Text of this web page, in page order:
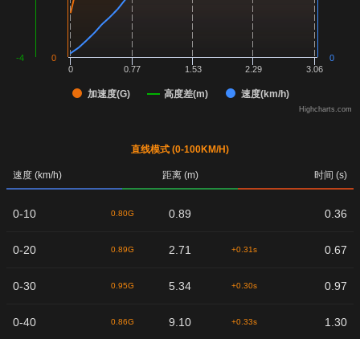
加速度(G) 高度差(m) 速度(km/h)
0 0.77 1.53 2.29 3.06
0
-4 0
Highcharts.com
直线模式 (0-100KM/H)
速度 (km/h) 距离 (m) 时间 (s)
0-10 0.80G 0.89 0.36
0-20 0.89G 2.71 +0.31s 0.67
0-30 0.95G 5.34 +0.30s 0.97
0-40 0.86G 9.10 +0.33s 1.30